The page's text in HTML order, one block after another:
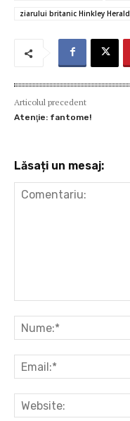
ziarului britanic Hinkley Herald
Articolul precedent
Atenţie: fantome!
Lăsați un mesaj: